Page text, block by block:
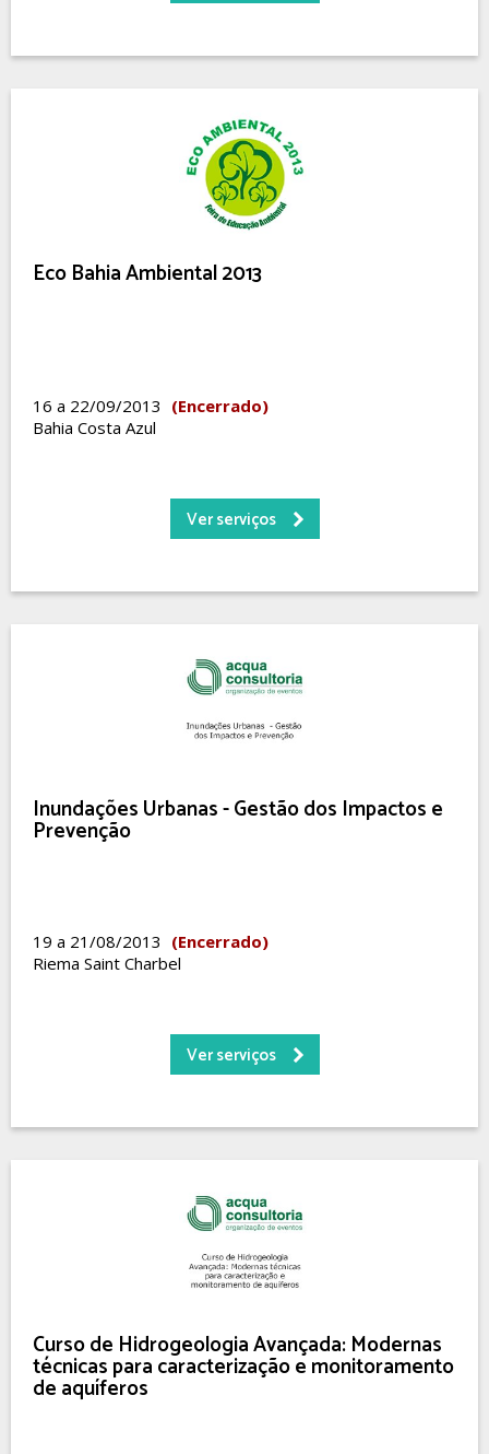
Eco Bahia Ambiental 2013
16 a 22/09/2013 (Encerrado)
Bahia Costa Azul
Ver serviços
Inundações Urbanas - Gestão dos Impactos e
Prevenção
19 a 21/08/2013 (Encerrado)
Riema Saint Charbel
Ver serviços
Curso de Hidrogeologia Avançada: Modernas
técnicas para caracterização e monitoramento
de aquíferos